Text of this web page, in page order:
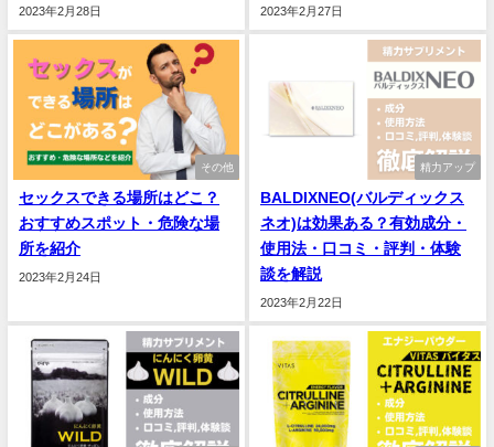
2023年2月28日 2023年2月27日
その他
セックスできる場所はどこ？
おすすめスポット・危険な場
所を紹介
2023年2月24日
精力アップ
BALDIXNEO(バルディックス
ネオ)は効果ある？有効成分・
使用法・口コミ・評判・体験
談を解説
2023年2月22日